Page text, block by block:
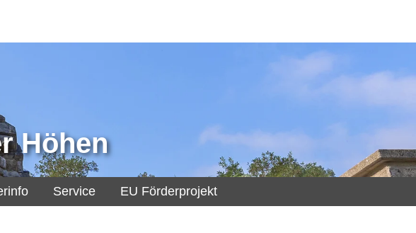
Höhen
Service EU Förderprojekt